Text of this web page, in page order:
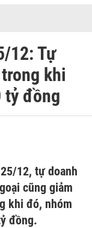
12: Tự
khi
tỷ đồng
12, tự doanh
cũng giảm
khi đó, nhóm
đồng.